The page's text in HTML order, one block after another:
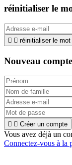
réinitialiser le
  réinitialiser le
Nouveau
  Créer un compte
Vous avez déjà un
Connectez-vous à la